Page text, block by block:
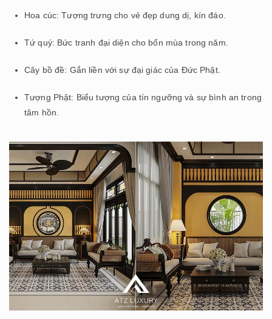
Hoa cúc: Tượng trưng cho vẻ đẹp dung dị, kín đáo.
Tứ quý: Bức tranh đại diện cho bốn mùa trong năm.
Cây bồ đề: Gắn liền với sự đại giác của Đức Phật.
Tượng Phật: Biểu tượng của tín ngưỡng và sự bình an trong
tâm hồn.